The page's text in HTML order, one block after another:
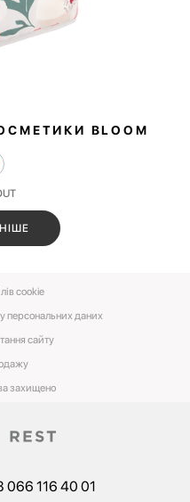
BLOOM
захищено
персональних даних
сайту
cookie
066 116 40 01